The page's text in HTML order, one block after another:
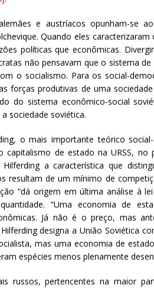
e austríacos opunham-se
Quando eles
políticas que econômicas.
não pensavam que o sistema
o socialismo. Para os social-
forças produtivas de uma
do sistema econômico-social
sociedade soviética.
o mais importante teórico
de estado na URSS, no
Hilferding a característica que
resultam de um mínimo de
“dá origem em última análise à
“Uma economia de
Já não é o preço, mas
designa a União Soviética
mas uma economia de
espécies menos plenamente
russos, pertencentes na maior